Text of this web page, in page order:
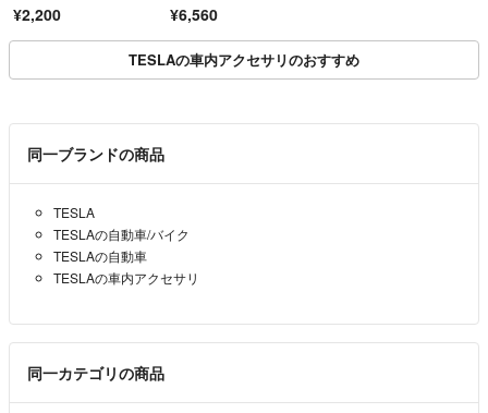
用 エアークッショ
ン まくらランバーサポ
¥2,200 ¥6,560
TESLAの車内アクセサリのおすすめ
同一ブランドの商品
TESLA
TESLAの自動車/バイク
TESLAの自動車
TESLAの車内アクセサリ
同一カテゴリの商品